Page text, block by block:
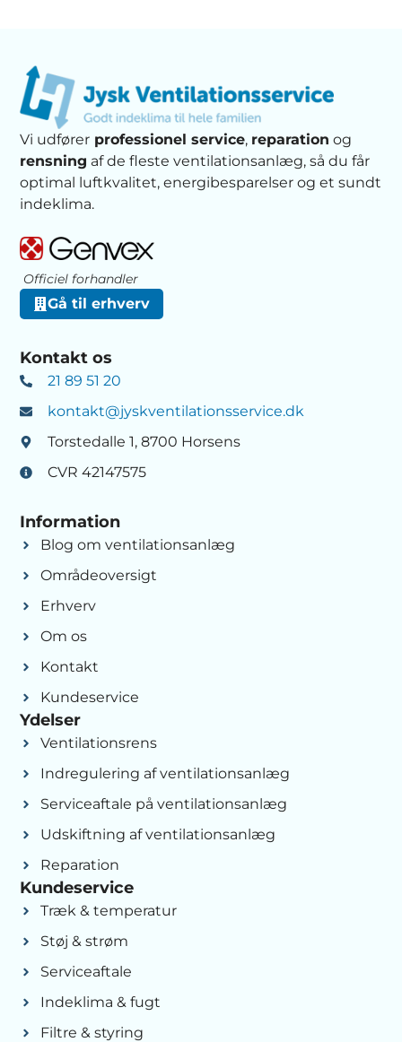
Gå til erhverv
Vi udfører professionel service, reparation og
rensning af de fleste ventilationsanlæg, så du får
optimal luftkvalitet, energibesparelser og et sundt
indeklima.
Officiel forhandler
Kontakt os
21 89 51 20
kontakt@jyskventilationsservice.dk
Torstedalle 1, 8700 Horsens
CVR 42147575
Information
Blog om ventilationsanlæg
Områdeoversigt
Erhverv
Om os
Kontakt
Kundeservice
Ydelser
Ventilationsrens
Indregulering af ventilationsanlæg
Serviceaftale på ventilationsanlæg
Udskiftning af ventilationsanlæg
Reparation
Kundeservice
Træk & temperatur
Støj & strøm
Serviceaftale
Indeklima & fugt
Filtre & styring